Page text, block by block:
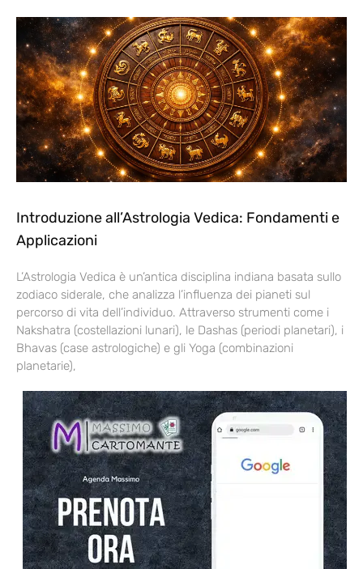
Introduzione all’Astrologia Vedica: Fondamenti e
Applicazioni
L’Astrologia Vedica è un’antica disciplina indiana basata sullo
zodiaco siderale, che analizza l’influenza dei pianeti sul
percorso di vita dell’individuo. Attraverso strumenti come i
Nakshatra (costellazioni lunari), le Dashas (periodi planetari), i
Bhavas (case astrologiche) e gli Yoga (combinazioni
planetarie),